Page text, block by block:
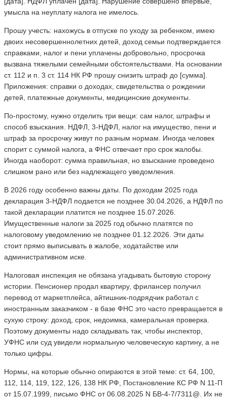
умысла на неуплату налога не имелось.
Прошу учесть: нахожусь в отпуске по уходу за ребенком, имею
двоих несовершеннолетних детей, доход семьи подтверждается
справками, налог и пени уплачены добровольно, просрочка
вызвана тяжелыми семейными обстоятельствами. На основании
ст. 112 и п. 3 ст. 114 НК РФ прошу снизить штраф до [сумма].
Приложения: справки о доходах, свидетельства о рождении
детей, платежные документы, медицинские документы.
По-простому, нужно отделить три вещи: сам налог, штрафы и
способ взыскания. НДФЛ, 3-НДФЛ, налог на имущество, пени и
штраф за просрочку живут по разным нормам. Иногда человек
спорит с суммой налога, а ФНС отвечает про срок жалобы.
Иногда наоборот: сумма правильная, но взыскание проведено
слишком рано или без надлежащего уведомления.
В 2026 году особенно важны даты. По доходам 2025 года
декларация 3-НДФЛ подается не позднее 30.04.2026, а НДФЛ по
такой декларации платится не позднее 15.07.2026.
Имущественные налоги за 2025 год обычно платятся по
налоговому уведомлению не позднее 01.12.2026. Эти даты
стоит прямо выписывать в жалобе, ходатайстве или
административном иске.
Налоговая инспекция не обязана угадывать бытовую сторону
истории. Пенсионер продал квартиру, фрилансер получил
перевод от маркетплейса, айтишник-подрядчик работал с
иностранным заказчиком - в базе ФНС это часто превращается в
сухую строку: доход, срок, недоимка, камеральная проверка.
Поэтому документы надо складывать так, чтобы инспектор,
УФНС или суд увидели нормальную человеческую картину, а не
только цифры.
Нормы, на которые обычно опираются в этой теме: ст. 64, 100,
112, 114, 119, 122, 126, 138 НК РФ, Постановление КС РФ N 11-П
от 15.07.1999, письмо ФНС от 06.08.2025 N БВ-4-7/7311@. Их не